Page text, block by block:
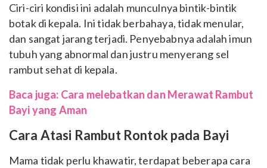
Ciri-ciri kondisi ini adalah munculnya bintik-bintik
botak di kepala. Ini tidak berbahaya, tidak menular,
dan sangat jarang terjadi. Penyebabnya adalah imun
tubuh yang abnormal dan justru menyerang sel
rambut sehat di kepala.
Baca juga: Cara melebatkan dan Merawat Rambut
Bayi yang Aman
Cara Atasi Rambut Rontok pada Bayi
Mama tidak perlu khawatir, terdapat beberapa cara